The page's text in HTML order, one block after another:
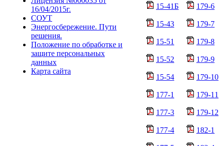
16/04/2015г.
СОУТ
Энергосбережение. Пути
решения.
Положение по обработке и
защите персональных
данных
Карта сайта
15-41Б
15-43
15-51
15-52
15-54
177-1
177-3
177-4
179-6
179-7
179-8
179-9
179-10
179-11
179-12
182-1